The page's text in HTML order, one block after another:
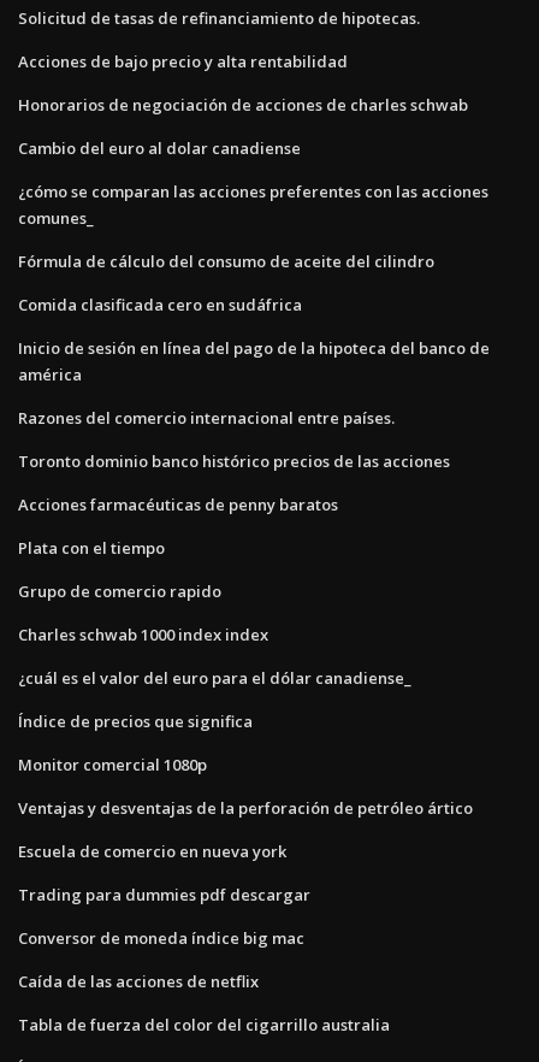
Solicitud de tasas de refinanciamiento de hipotecas.
Acciones de bajo precio y alta rentabilidad
Honorarios de negociación de acciones de charles schwab
Cambio del euro al dolar canadiense
¿cómo se comparan las acciones preferentes con las acciones
comunes_
Fórmula de cálculo del consumo de aceite del cilindro
Comida clasificada cero en sudáfrica
Inicio de sesión en línea del pago de la hipoteca del banco de
américa
Razones del comercio internacional entre países.
Toronto dominio banco histórico precios de las acciones
Acciones farmacéuticas de penny baratos
Plata con el tiempo
Grupo de comercio rapido
Charles schwab 1000 index index
¿cuál es el valor del euro para el dólar canadiense_
Índice de precios que significa
Monitor comercial 1080p
Ventajas y desventajas de la perforación de petróleo ártico
Escuela de comercio en nueva york
Trading para dummies pdf descargar
Conversor de moneda índice big mac
Caída de las acciones de netflix
Tabla de fuerza del color del cigarrillo australia